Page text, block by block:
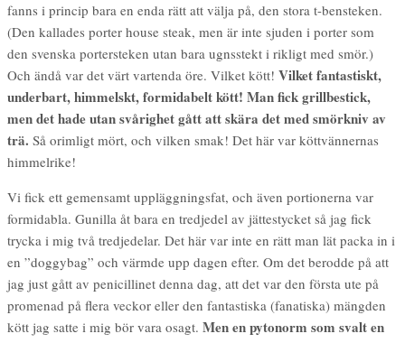
fanns i princip bara en enda rätt att välja på, den stora t-bensteken.
(Den kallades porter house steak, men är inte sjuden i porter som
den svenska portersteken utan bara ugnsstekt i rikligt med smör.)
Och ändå var det värt vartenda öre. Vilket kött! Vilket fantastiskt,
underbart, himmelskt, formidabelt kött! Man fick grillbestick,
men det hade utan svårighet gått att skära det med smörkniv av
trä. Så orimligt mört, och vilken smak! Det här var köttvännernas
himmelrike!
Vi fick ett gemensamt uppläggningsfat, och även portionerna var
formidabla. Gunilla åt bara en tredjedel av jättestycket så jag fick
trycka i mig två tredjedelar. Det här var inte en rätt man lät packa in i
en ”doggybag” och värmde upp dagen efter. Om det berodde på att
jag just gått av penicillinet denna dag, att det var den första ute på
promenad på flera veckor eller den fantastiska (fanatiska) mängden
kött jag satte i mig bör vara osagt. Men en pytonorm som svalt en